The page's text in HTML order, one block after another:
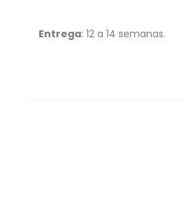
Entrega: 12 a 14 semanas.